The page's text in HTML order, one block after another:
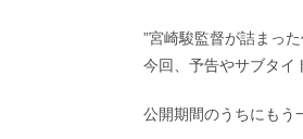
”宮崎駿監督が詰まっ
今回、予告やサブタイ
公開期間のうちにもう